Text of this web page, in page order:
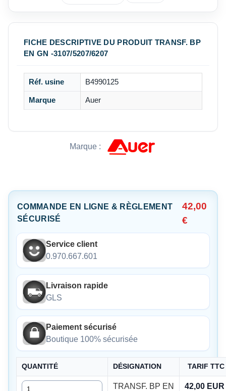
FICHE DESCRIPTIVE DU PRODUIT TRANSF. BP
EN GN -3107/5207/6207
Réf. usine B4990125
Marque Auer
Marque :
COMMANDE EN LIGNE & RÈGLEMENT
SÉCURISÉ
42,00
€
Service client
0.970.667.601
Livraison rapide
GLS
Paiement sécurisé
Boutique 100% sécurisée
QUANTITÉ DÉSIGNATION TARIF TTC
Quantité
TRANSF. BP EN
42,00 EUR